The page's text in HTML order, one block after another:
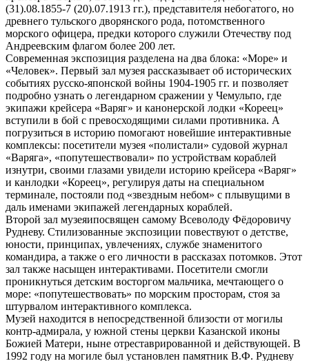
(31).08.1855-7 (20).07.1913 гг.), представителя небогатого, но
древнего тульского дворянского рода, потомственного
морского офицера, предки которого служили Отечеству под
Андреевским флагом более 200 лет.
Современная экспозиция разделена на два блока: «Море» и
«Человек». Первый зал музея рассказывает об исторических
событиях русско-японской войны 1904-1905 гг. и позволяет
подробно узнать о легендарном сражении у Чемульпо, где
экипажи крейсера «Варяг» и канонерской лодки «Кореец»
вступили в бой с превосходящими силами противника. А
погрузиться в историю помогают новейшие интерактивные
комплексы: посетители музея «полистали» судовой журнал
«Варяга», «попутешествовали» по устройствам кораблей
изнутри, своими глазами увидели историю крейсера «Варяг»
и канлодки «Кореец», регулируя даты на специальном
терминале, постояли под «звездным небом» с плывущими в
даль именами экипажей легендарных кораблей.
Второй зал музеяипосвящен самому Всеволоду Фёдоровичу
Рудневу. Стилизованные экспозиции повествуют о детстве,
юности, принципах, увлечениях, службе знаменитого
командира, а также о его личности в рассказах потомков. Этот
зал также насыщен интерактивами. Посетители смогли
проникнуться детским восторгом мальчика, мечтающего о
море: «попутешествовать» по морским просторам, стоя за
штурвалом интерактивного комплекса.
Музей находится в непосредственной близости от могилы
контр-адмирала, у южной стены церкви Казанской иконы
Божией Матери, ныне отреставрированной и действующей. В
1992 году на могиле был установлен памятник В.Ф. Рудневу